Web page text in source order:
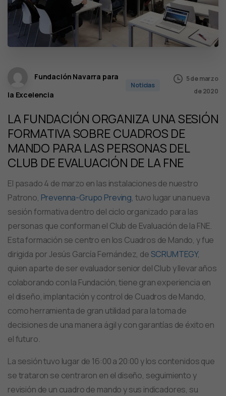
Fundación Navarra para
la Excelencia
Noticias
5 de marzo
de 2020
LA FUNDACIÓN ORGANIZA UNA SESIÓN
FORMATIVA SOBRE CUADROS DE
MANDO PARA LAS PERSONAS DEL
CLUB DE EVALUACIÓN DE LA FNE
El pasado 4 de marzo en las instalaciones de nuestro
Patrono, Prevenna-Grupo Preving, tuvo lugar una nueva
sesión formativa dentro del ciclo organizado para las
personas que conforman el Club de Evaluación de la FNE.
Esta formación se centro en los Cuadros de Mando, y fue
dirigida por Jesús García Fernández, deSCRUMTEGY,
quien aparte de ser evaluador senior del Club y llevar años
colaborando con la Fundación, tiene gran experiencia en
el diseño, implantación y control de Cuadros de Mando,
como herramienta de gran utilidad para la toma de
decisiones de una manera ágil y con garantías de éxito en
el futuro.
La sesión tuvo lugar de 16:00 a 20:00 y los contenidos que
se trataron se centraron en el diseño, seguimiento y
revisión de un cuadro de mando y sus indicadores, su